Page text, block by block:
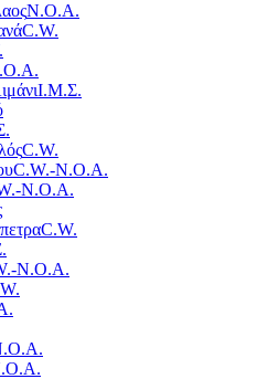
Ν.Ο.Α.
C.W.
Ι.Μ.Σ.
C.W.
C.W.-Ν.Ο.Α.
Ν.Ο.Α.
C.W.
Ν.Ο.Α.